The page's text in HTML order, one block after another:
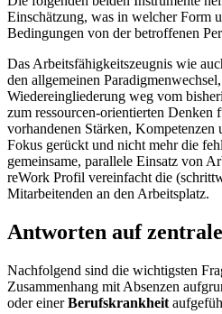
Einschätzung, was in welcher Form
Bedingungen von der betroffenen
Das Arbeitsfähigkeitszeugnis wie
den allgemeinen
Wiedereingliederung weg vom
zum ressourcen-orientierten Denken
vorhandenen Stärken, Kompetenzen
Fokus gerückt und nicht mehr die
gemeinsame, parallele Einsatz von
reWork Profil vereinfacht die
Mitarbeitenden an den Arbeitsplatz.
Antworten auf
Nachfolgend sind die wichtigsten
Zusammenhang mit Absenzen
oder einerBerufskrankheit